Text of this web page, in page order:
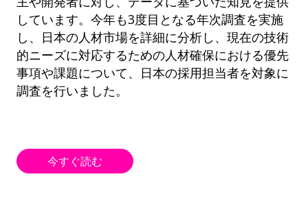
しています。今年も3度目となる年次調査を実施
し、日本の人材市場を詳細に分析し、現在の技術
的ニーズに対応するための人材確保における優先
事項や課題について、日本の採用担当者を対象に
調査を行いました。
今すぐ読む